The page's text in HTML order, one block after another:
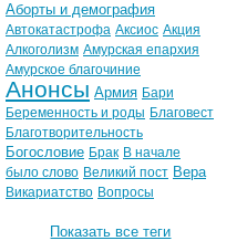
Аборты и демография
Автокатастрофа Аксиос Акция
Алкоголизм Амурская епархия
Амурское благочиние
Анонсы Армия Бари
Беременность и роды Благовест
Благотворительность
Богословие Брак В начале
было слово Великий пост Вера
Викариатство Вопросы
Показать все теги